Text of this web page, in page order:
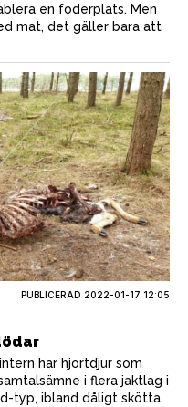
en foderplats. Men
mat, det gäller bara att
PUBLICERAD 2022-01-17 12:05
har hjortdjur som
i flera jaktlag i
typ, ibland dåligt skötta.